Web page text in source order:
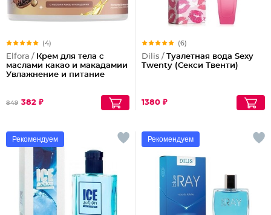
(4)
Elfora / Крем для тела с
маслами какао и макадамии
Увлажнение и питание
849 382 ₽
(6)
Dilis / Туалетная вода Sexy
Twenty (Секси Твенти)
1380 ₽
Рекомендуем Рекомендуем